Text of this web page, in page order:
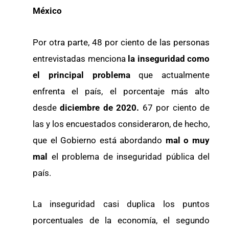
México
Por otra parte, 48 por ciento de las personas
entrevistadas menciona la inseguridad como
el principal problemaque actualmente
enfrenta el país, el porcentaje más alto
desdediciembre de 2020. 67 por ciento de
las y los encuestados consideraron, de hecho,
que el Gobierno está abordando mal o muy
mal el problema de inseguridad pública del
país.
La inseguridad casi duplica los puntos
porcentuales de la economía, el segundo